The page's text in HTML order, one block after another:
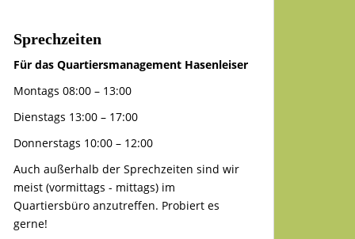
Sprechzeiten
Für das Quartiersmanagement Hasenleiser
Montags 08:00 – 13:00
Dienstags 13:00 – 17:00
Donnerstags 10:00 – 12:00
Auch außerhalb der Sprechzeiten sind wir
meist (vormittags - mittags) im
Quartiersbüro anzutreffen. Probiert es
gerne!